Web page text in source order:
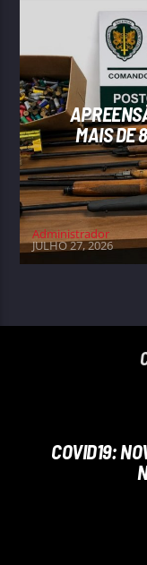
MAIS DE
Administrador
JULHO 27, 2026
COVID19: